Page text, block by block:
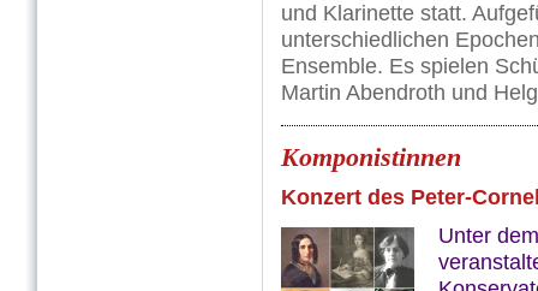
und Klarinette statt.
unterschiedlichen
Ensemble. Es spielen
Martin Abendroth und
Komponistinnen
Konzert des Peter-
Unter